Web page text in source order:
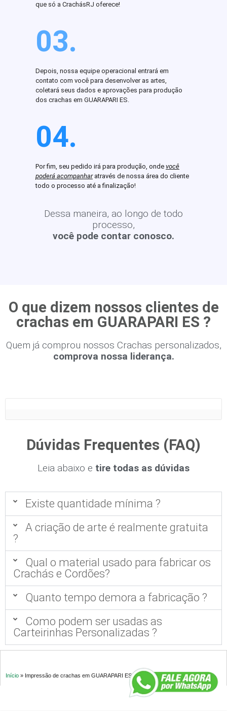
que só a CrachásRJ oferece!
03.
Depois, nossa equipe operacional entrará em
contato com você para desenvolver as artes,
coletará seus dados e aprovações para produção
dos crachas em GUARAPARI ES.
04.
Por fim, seu pedido irá para produção, onde você
poderá acompanharatravés de nossa área do cliente
todo o processo até a finalização!
Dessa maneira, ao longo de todo
processo,
você pode contar conosco.
O que dizem nossos clientes de
crachas em GUARAPARI ES ?
Quem já comprou nossos Crachas personalizados,
comprova nossa liderança.
Dúvidas Frequentes (FAQ)
Leia abaixo e tire todas as dúvidas
Existe quantidade mínima ?
A criação de arte é realmente gratuita
?
Qual o material usado para fabricar os
Crachás e Cordões?
Quanto tempo demora a fabricação ?
Como podem ser usadas as
Carteirinhas Personalizadas ?
Início » Impressão de crachas em GUARAPARI ES